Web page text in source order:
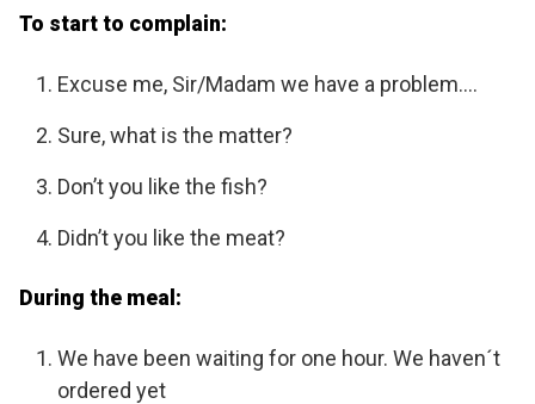
To start to complain:
Excuse me, Sir/Madam we have a problem….
Sure, what is the matter?
Don’t you like the fish?
Didn’t you like the meat?
During the meal:
We have been waiting for one hour. We haven´t
ordered yet